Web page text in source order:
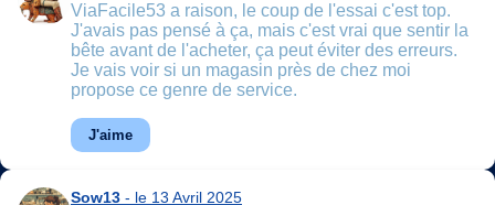
ViaFacile53 a raison, le coup de l'essai c'est top.
J'avais pas pensé à ça, mais c'est vrai que sentir la
bête avant de l'acheter, ça peut éviter des erreurs.
Je vais voir si un magasin près de chez moi
propose ce genre de service.
J'aime
Sow13 - le 13 Avril 2025